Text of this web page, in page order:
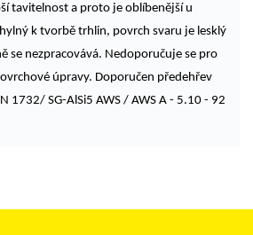
tavitelnost a proto je oblíbenější u
k tvorbě trhlin, povrch svaru je lesklý
se nezpracovává. Nedoporučuje se pro
úpravy. Doporučen předehřev
1732/ SG-AlSi5 AWS / AWS A - 5.10 - 92